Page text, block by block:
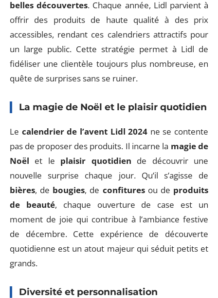
belles découvertes. Chaque année, Lidl parvient à
offrir des produits de haute qualité à des prix
accessibles, rendant ces calendriers attractifs pour
un large public. Cette stratégie permet à Lidl de
fidéliser une clientèle toujours plus nombreuse, en
quête de surprises sans se ruiner.
La magie de Noël et le plaisir quotidien
Le calendrier de l’avent Lidl 2024 ne se contente
pas de proposer des produits. Il incarne la magie de
Noël et le plaisir quotidien de découvrir une
nouvelle surprise chaque jour. Qu’il s’agisse de
bières, de bougies, de confituresou de produits
de beauté, chaque ouverture de case est un
moment de joie qui contribue à l’ambiance festive
de décembre. Cette expérience de découverte
quotidienne est un atout majeur qui séduit petits et
grands.
Diversité et personnalisation